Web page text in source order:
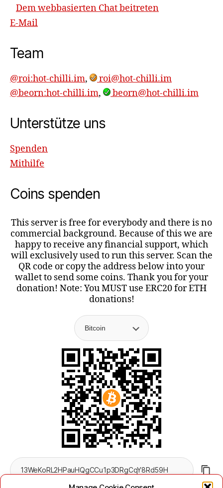
Dem webbasierten Chat beitreten
E-Mail
Team
@roi:hot-chilli.im,
roi@hot-chilli.im
@beorn:hot-chilli.im, beorn@hot-chilli.im
Unterstütze uns
Spenden
Mithilfe
Coins spenden
This server is free for everybody and there is no
commercial background. Because of this we are
happy to receive any financial support, which
will exclusively used to run this server. Scan the
QR code or copy the address below into your
wallet to send some coins. Thank you for your
donation! Note: You MUST use ERC20 for ETH
donations!